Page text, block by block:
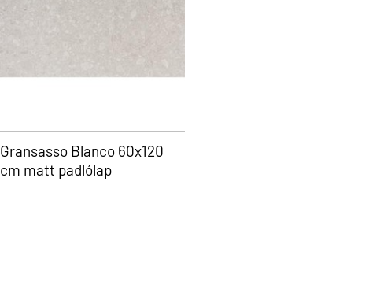
Gransasso Blanco 60x120
cm matt padlólap